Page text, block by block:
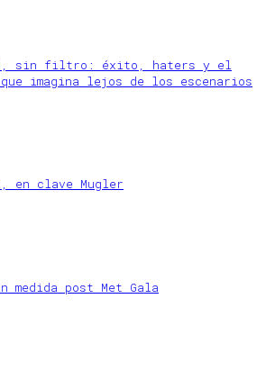
sin filtro: éxito, haters y el
imagina lejos de los escenarios
en clave Mugler
medida post Met Gala